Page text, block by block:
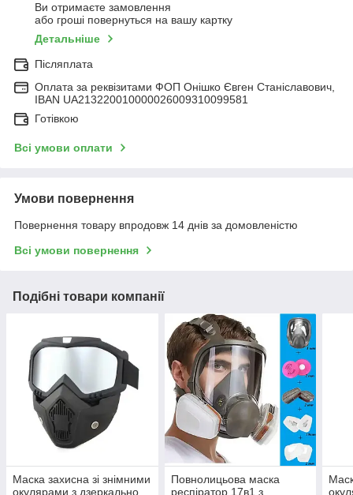
Ви отримаєте замовлення
або гроші повернуться на вашу картку
Детальніше
Післяплата
Оплата за реквізитами ФОП Онішко Євген Станіславович,
IBAN UA213220010000026009310099581
Готівкою
Всі умови оплати
Умови повернення
Повернення товару впродовж 14 днів за домовленістю
Всі умови повернення
Подібні товари компанії
Маска захисна зі знімними
окулярами з дзеркально
Повнолицьова маска
респіратор 17в1 з